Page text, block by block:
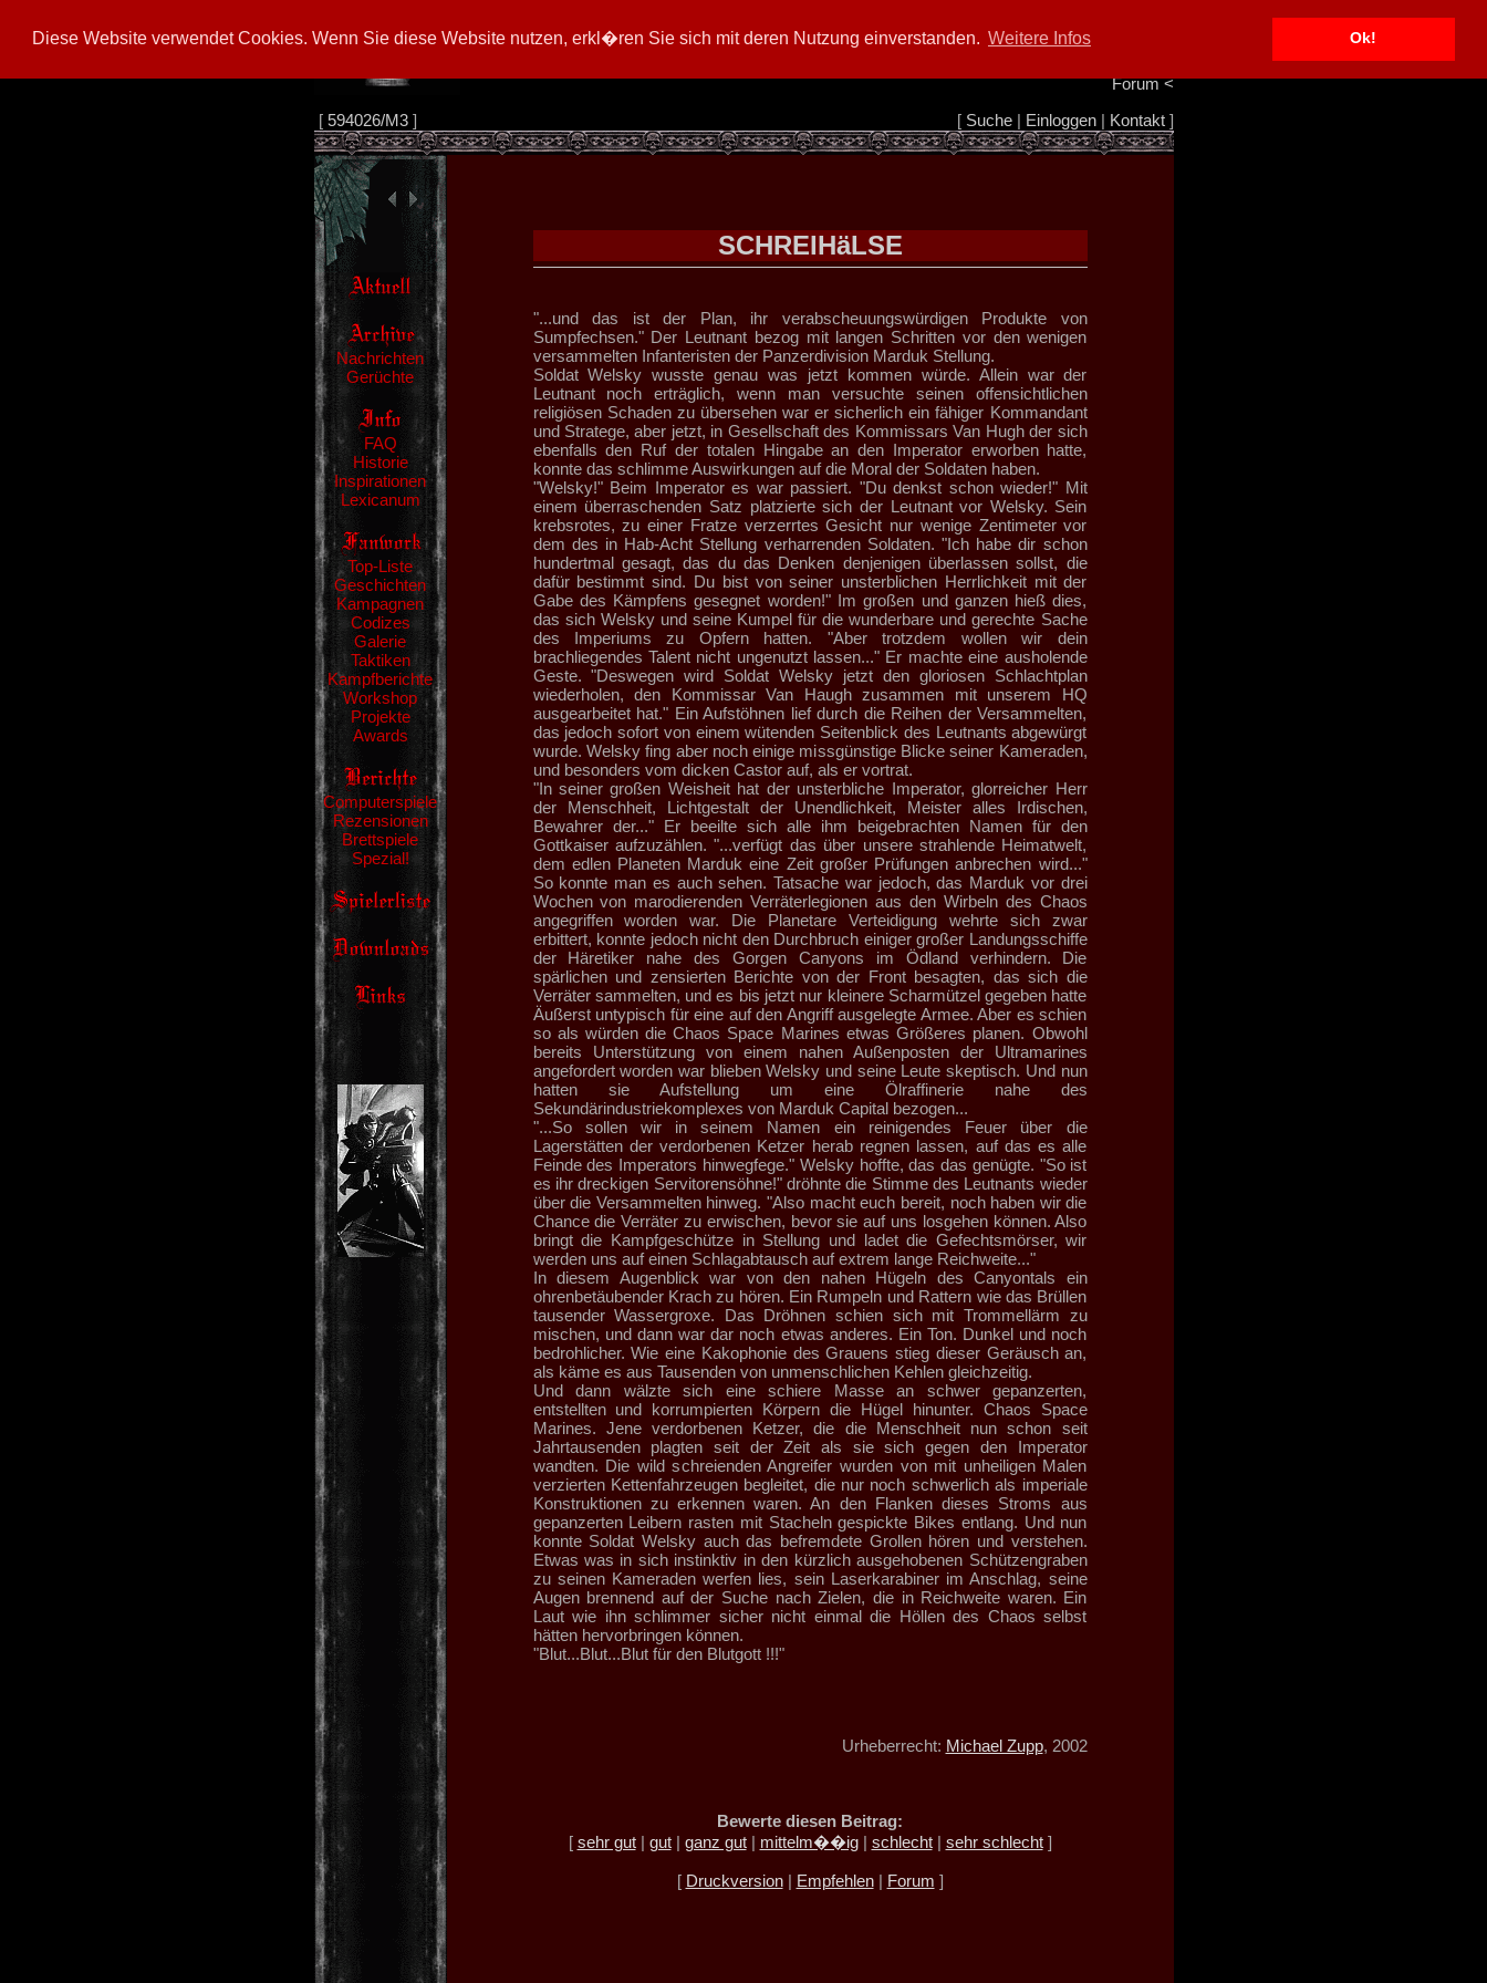
Diese Website verwendet Cookies. Wenn Sie diese Website nutzen, erkl�ren Sie sich mit deren Nutzung einverstanden. Weitere Infos Ok!
Info/Impressum
Forum<
[ 594026/M3] [ Suche| Einloggen| Kontakt]
Nachrichten
Gerüchte
FAQ
Historie
Inspirationen
Lexicanum
Top-Liste
Geschichten
Kampagnen
Codizes
Galerie
Taktiken
Kampfberichte
Workshop
Projekte
Awards
Computerspiele
Rezensionen
Brettspiele
Spezial!
SCHREIHäLSE
"...und das ist der Plan, ihr verabscheuungswürdigen Produkte von
Sumpfechsen." Der Leutnant bezog mit langen Schritten vor den wenigen
versammelten Infanteristen der Panzerdivision Marduk Stellung.
Soldat Welsky wusste genau was jetzt kommen würde. Allein war der
Leutnant noch erträglich, wenn man versuchte seinen offensichtlichen
religiösen Schaden zu übersehen war er sicherlich ein fähiger Kommandant
und Stratege, aber jetzt, in Gesellschaft des Kommissars Van Hugh der sich
ebenfalls den Ruf der totalen Hingabe an den Imperator erworben hatte,
konnte das schlimme Auswirkungen auf die Moral der Soldaten haben.
"Welsky!" Beim Imperator es war passiert. "Du denkst schon wieder!" Mit
einem überraschenden Satz platzierte sich der Leutnant vor Welsky. Sein
krebsrotes, zu einer Fratze verzerrtes Gesicht nur wenige Zentimeter vor
dem des in Hab-Acht Stellung verharrenden Soldaten. "Ich habe dir schon
hundertmal gesagt, das du das Denken denjenigen überlassen sollst, die
dafür bestimmt sind. Du bist von seiner unsterblichen Herrlichkeit mit der
Gabe des Kämpfens gesegnet worden!" Im großen und ganzen hieß dies,
das sich Welsky und seine Kumpel für die wunderbare und gerechte Sache
des Imperiums zu Opfern hatten. "Aber trotzdem wollen wir dein
brachliegendes Talent nicht ungenutzt lassen..." Er machte eine ausholende
Geste. "Deswegen wird Soldat Welsky jetzt den gloriosen Schlachtplan
wiederholen, den Kommissar Van Haugh zusammen mit unserem HQ
ausgearbeitet hat." Ein Aufstöhnen lief durch die Reihen der Versammelten,
das jedoch sofort von einem wütenden Seitenblick des Leutnants abgewürgt
wurde. Welsky fing aber noch einige missgünstige Blicke seiner Kameraden,
und besonders vom dicken Castor auf, als er vortrat.
"In seiner großen Weisheit hat der unsterbliche Imperator, glorreicher Herr
der Menschheit, Lichtgestalt der Unendlichkeit, Meister alles Irdischen,
Bewahrer der..." Er beeilte sich alle ihm beigebrachten Namen für den
Gottkaiser aufzuzählen. "...verfügt das über unsere strahlende Heimatwelt,
dem edlen Planeten Marduk eine Zeit großer Prüfungen anbrechen wird..."
So konnte man es auch sehen. Tatsache war jedoch, das Marduk vor drei
Wochen von marodierenden Verräterlegionen aus den Wirbeln des Chaos
angegriffen worden war. Die Planetare Verteidigung wehrte sich zwar
erbittert, konnte jedoch nicht den Durchbruch einiger großer Landungsschiffe
der Häretiker nahe des Gorgen Canyons im Ödland verhindern. Die
spärlichen und zensierten Berichte von der Front besagten, das sich die
Verräter sammelten, und es bis jetzt nur kleinere Scharmützel gegeben hatte
Äußerst untypisch für eine auf den Angriff ausgelegte Armee. Aber es schien
so als würden die Chaos Space Marines etwas Größeres planen. Obwohl
bereits Unterstützung von einem nahen Außenposten der Ultramarines
angefordert worden war blieben Welsky und seine Leute skeptisch. Und nun
hatten sie Aufstellung um eine Ölraffinerie nahe des
Sekundärindustriekomplexes von Marduk Capital bezogen...
"...So sollen wir in seinem Namen ein reinigendes Feuer über die
Lagerstätten der verdorbenen Ketzer herab regnen lassen, auf das es alle
Feinde des Imperators hinwegfege." Welsky hoffte, das das genügte. "So ist
es ihr dreckigen Servitorensöhne!" dröhnte die Stimme des Leutnants wieder
über die Versammelten hinweg. "Also macht euch bereit, noch haben wir die
Chance die Verräter zu erwischen, bevor sie auf uns losgehen können. Also
bringt die Kampfgeschütze in Stellung und ladet die Gefechtsmörser, wir
werden uns auf einen Schlagabtausch auf extrem lange Reichweite..."
In diesem Augenblick war von den nahen Hügeln des Canyontals ein
ohrenbetäubender Krach zu hören. Ein Rumpeln und Rattern wie das Brüllen
tausender Wassergroxe. Das Dröhnen schien sich mit Trommellärm zu
mischen, und dann war dar noch etwas anderes. Ein Ton. Dunkel und noch
bedrohlicher. Wie eine Kakophonie des Grauens stieg dieser Geräusch an,
als käme es aus Tausenden von unmenschlichen Kehlen gleichzeitig.
Und dann wälzte sich eine schiere Masse an schwer gepanzerten,
entstellten und korrumpierten Körpern die Hügel hinunter. Chaos Space
Marines. Jene verdorbenen Ketzer, die die Menschheit nun schon seit
Jahrtausenden plagten seit der Zeit als sie sich gegen den Imperator
wandten. Die wild schreienden Angreifer wurden von mit unheiligen Malen
verzierten Kettenfahrzeugen begleitet, die nur noch schwerlich als imperiale
Konstruktionen zu erkennen waren. An den Flanken dieses Stroms aus
gepanzerten Leibern rasten mit Stacheln gespickte Bikes entlang. Und nun
konnte Soldat Welsky auch das befremdete Grollen hören und verstehen.
Etwas was in sich instinktiv in den kürzlich ausgehobenen Schützengraben
zu seinen Kameraden werfen lies, sein Laserkarabiner im Anschlag, seine
Augen brennend auf der Suche nach Zielen, die in Reichweite waren. Ein
Laut wie ihn schlimmer sicher nicht einmal die Höllen des Chaos selbst
hätten hervorbringen können.
"Blut...Blut...Blut für den Blutgott !!!"
Urheberrecht: Michael Zupp, 2002
Bewerte diesen Beitrag:
[ sehr gut| gut| ganz gut| mittelm��ig| schlecht| sehr schlecht]
[ Druckversion| Empfehlen| Forum ]